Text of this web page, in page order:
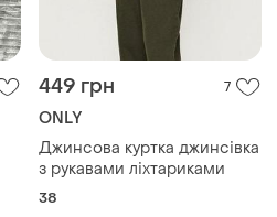
Джинсова куртка джинсівка
з рукавами ліхтариками
38